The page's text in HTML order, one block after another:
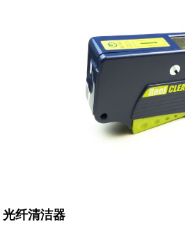
光纤清洁器